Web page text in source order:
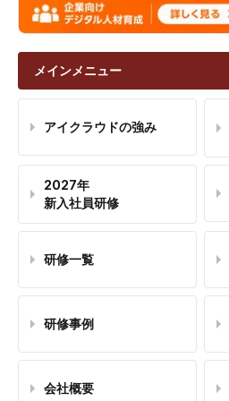
メインメニュー
アイクラウドの強み
2027年
新入社員研修
研修一覧
研修事例
会社概要